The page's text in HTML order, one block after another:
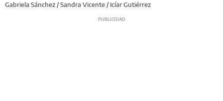
Gabriela Sánchez / Sandra Vicente / Icíar Gutiérrez